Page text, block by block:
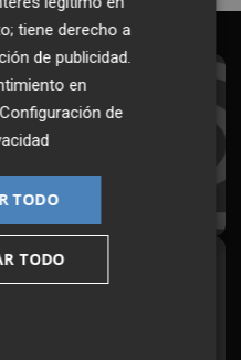
Boletín
hora en tu email
redes
cualquier medio
tiene derecho a
de publicidad.
en
Configuración de
TODO
TODO